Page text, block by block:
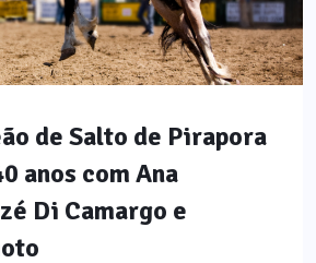
de Salto de Pirapora
anos com Ana
Di Camargo e